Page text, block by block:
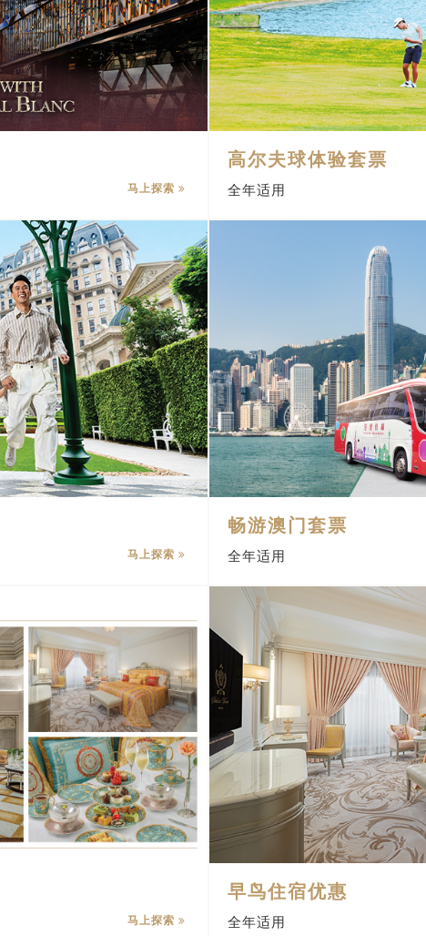
马上探索
高尔夫球体验套票
全年适用
马上探索
畅游澳门套票
全年适用
马上探索
早鸟住宿优惠
全年适用